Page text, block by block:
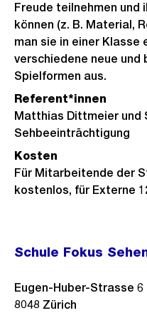
Freude teilnehmen und
können (z. B. Material,
man sie in einer Klasse
verschiedene neue und
Spielformen aus.
Referent*innen
Matthias Dittmeier und
Sehbeeinträchtigung
Kosten
Für Mitarbeitende der
kostenlos, für Externe
Schule Fokus
Eugen-Huber-Strasse 6
8048 Zürich